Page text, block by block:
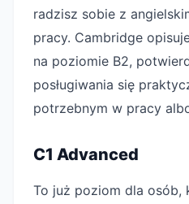
radzisz sobie z
pracy. Cambridge
na poziomie B2,
posługiwania się
potrzebnym w pracy
C1 Advanced
To już poziom dla osób,